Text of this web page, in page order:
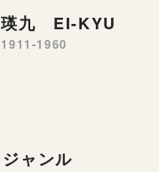
瑛九 EI-KYU
1911-1960
ジャンル